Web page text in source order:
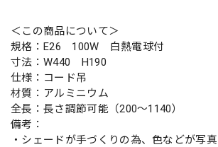
＜この商品について＞
規格：E26 100W 白熱電球付
寸法：W440 H190
仕様：コード吊
材質：アルミニウム
全長：長さ調節可能（200～1140）
備考：
・シェードが手づくりの為、色などが写